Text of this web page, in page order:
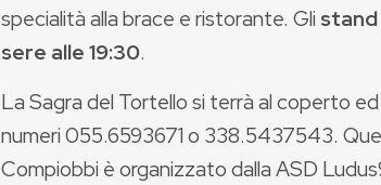
specialità alla brace e ristorante. Gli
sere alle 19:30.
La Sagra del Tortello si terrà al coperto
numeri 055.6593671 o 338.5437543.
Compiobbi è organizzato dalla ASD